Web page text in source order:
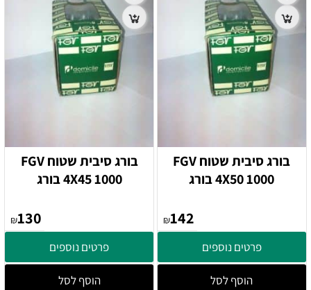
בורג סיבית שטוח FGV
4X50 1000 בורג
₪142
פרטים נוספים
הוסף לסל
בורג סיבית שטוח FGV
4X45 1000 בורג
₪130
פרטים נוספים
הוסף לסל